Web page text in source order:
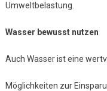
Umweltbelastung.
Wasser bewusst nutzen
Auch Wasser ist eine
Möglichkeiten zur